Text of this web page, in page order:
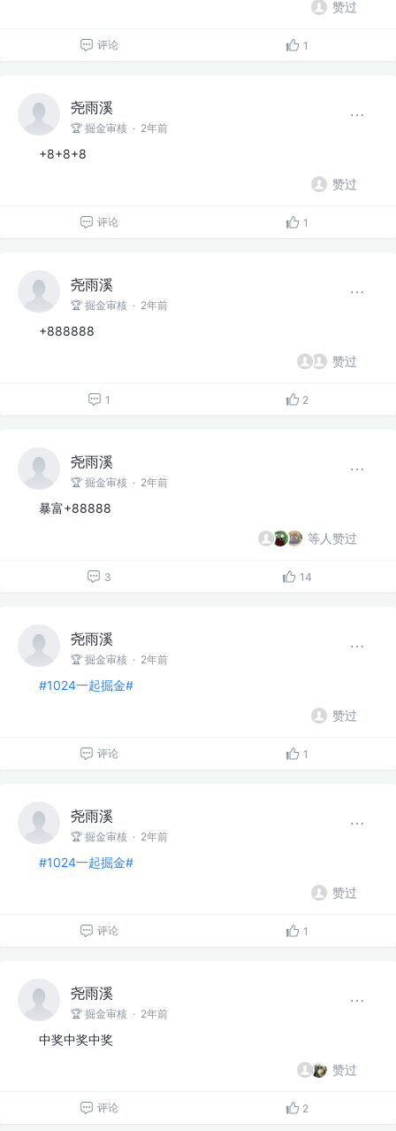
赞过
评论 1
尧雨溪
🏆 掘金审核 · 2年前
+8+8+8
赞过
评论 1
尧雨溪
🏆 掘金审核 · 2年前
+888888
赞过
1 2
尧雨溪
🏆 掘金审核 · 2年前
暴富+88888
等人赞过
3 14
尧雨溪
🏆 掘金审核 · 2年前
#1024一起掘金#
赞过
评论 1
尧雨溪
🏆 掘金审核 · 2年前
#1024一起掘金#
赞过
评论 1
尧雨溪
🏆 掘金审核 · 2年前
中奖中奖中奖
赞过
评论 2